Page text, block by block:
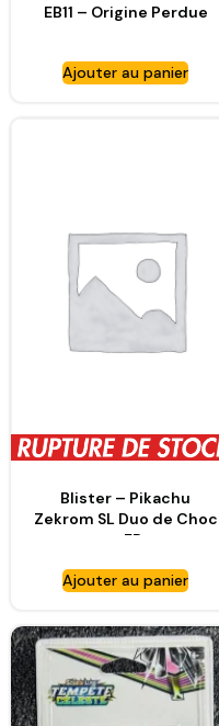
EB11 – Origine Perdue
Ajouter au panier
Blister – Pikachu
Zekrom SL Duo de Choc
– FR
Ajouter au panier